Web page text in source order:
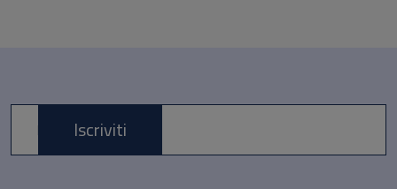
E-mail *Iscriviti